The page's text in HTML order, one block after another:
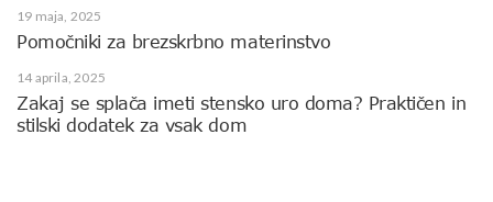
19 maja, 2025
Pomočniki za brezskrbno materinstvo
14 aprila, 2025
Zakaj se splača imeti stensko uro doma? Praktičen in
stilski dodatek za vsak dom